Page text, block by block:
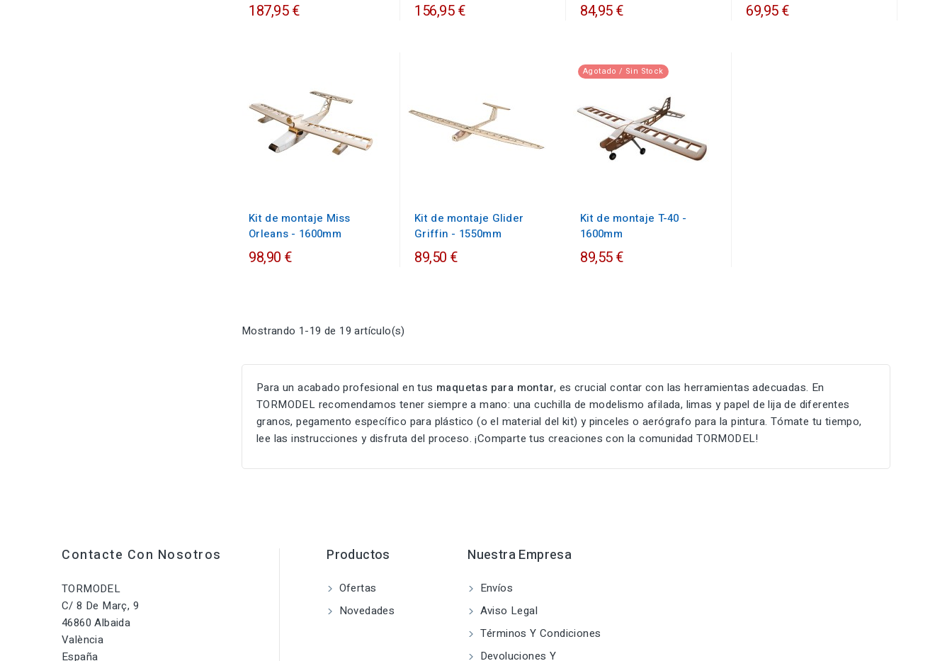
187,95 € 156,95 € 84,95 € 69,95 €
Kit de montaje Miss
Orleans - 1600mm
98,90 €
Kit de montaje Glider
Griffin - 1550mm
89,50 €
Agotado / Sin Stock
Kit de montaje T-40 -
1600mm
89,55 €
Mostrando 1-19 de 19 artículo(s)
Para un acabado profesional en tus maquetas para montar, es crucial contar con las herramientas adecuadas. En
TORMODEL recomendamos tener siempre a mano: una cuchilla de modelismo afilada, limas y papel de lija de diferentes
granos, pegamento específico para plástico (o el material del kit) y pinceles o aerógrafo para la pintura. Tómate tu tiempo,
lee las instrucciones y disfruta del proceso. ¡Comparte tus creaciones con la comunidad TORMODEL!
Contacte Con Nosotros
TORMODEL
C/ 8 De Març, 9
46860 Albaida
València
España
Productos
Ofertas
Novedades
Nuestra Empresa
Envíos
Aviso Legal
Términos Y Condiciones
Devoluciones Y